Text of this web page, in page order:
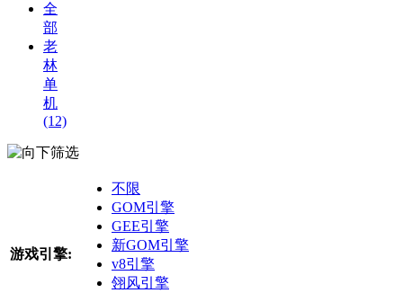
全
部
老
林
单
机
(12)
筛选
游戏引擎:
不限
GOM引擎
GEE引擎
新GOM引擎
v8引擎
翎风引擎